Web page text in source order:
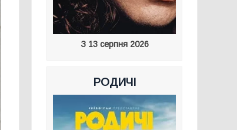
З 13 серпня 2026
РОДИЧІ